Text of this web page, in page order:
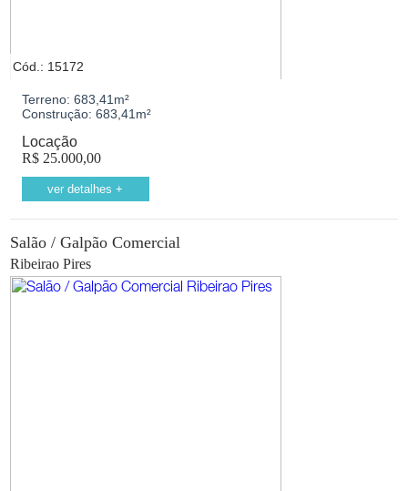
Cód.: 15172
Terreno: 683,41m²
Construção: 683,41m²
Locação
R$25.000,00
ver detalhes +
Salão / Galpão Comercial
Ribeirao Pires